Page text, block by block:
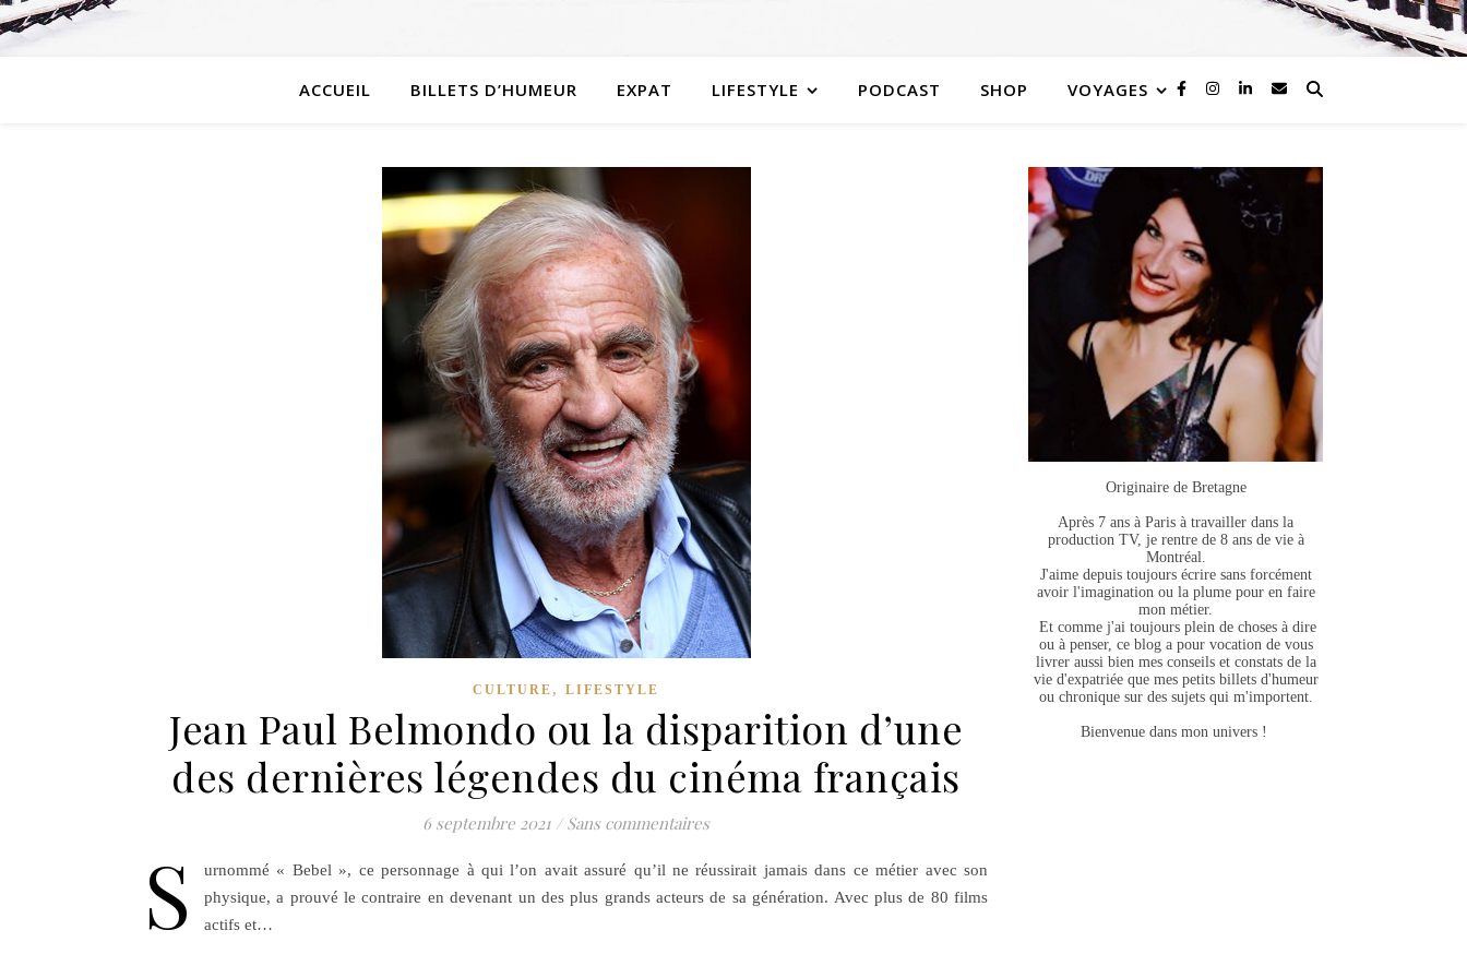
ACCUEIL BILLETS D’HUMEUR EXPAT LIFESTYLE PODCAST SHOP VOYAGES
CULTURE , LIFESTYLE
Jean Paul Belmondo ou la disparition d’une
des dernières légendes du cinéma français
6 septembre 2021 / Sans commentaires
S
urnommé « Bebel », ce personnage à qui l’on avait assuré qu’il ne réussirait jamais dans ce métier avec son
physique, a prouvé le contraire en devenant un des plus grands acteurs de sa génération. Avec plus de 80 films
actifs et…
Originaire de Bretagne
Après 7 ans à Paris à travailler dans la
production TV, je rentre de 8 ans de vie à
Montréal.
J'aime depuis toujours écrire sans forcément
avoir l'imagination ou la plume pour en faire
mon métier.
Et comme j'ai toujours plein de choses à dire
ou à penser, ce blog a pour vocation de vous
livrer aussi bien mes conseils et constats de la
vie d'expatriée que mes petits billets d'humeur
ou chronique sur des sujets qui m'importent.
Bienvenue dans mon univers !